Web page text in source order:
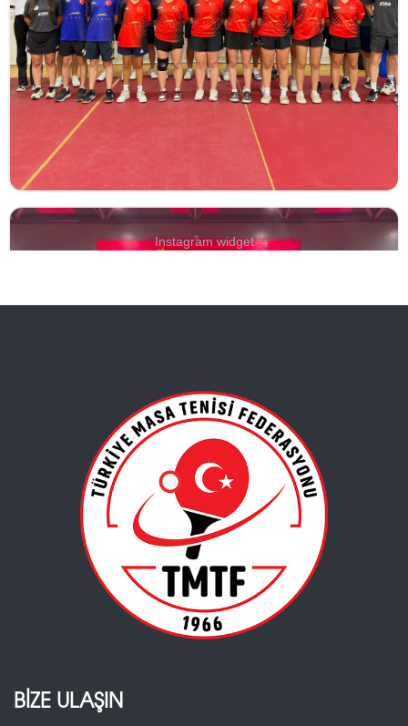
Instagram widget→
BİZE ULAŞIN